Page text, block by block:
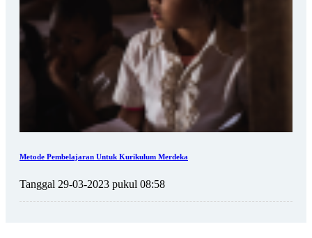
Metode Pembelajaran Untuk Kurikulum Merdeka
Tanggal 29-03-2023 pukul 08:58